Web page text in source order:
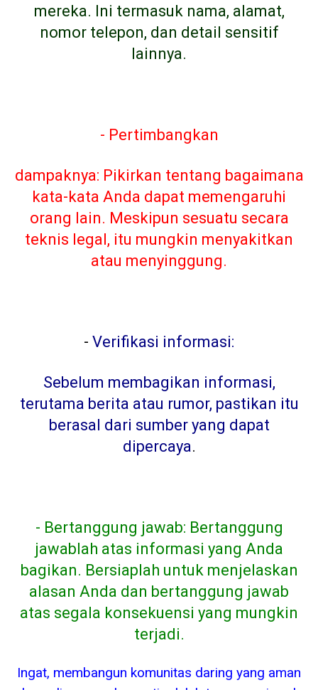
mereka. Ini termasuk nama, alamat,
nomor telepon, dan detail sensitif
lainnya.
- Pertimbangkan
dampaknya: Pikirkan tentang bagaimana
kata-kata Anda dapat memengaruhi
orang lain. Meskipun sesuatu secara
teknis legal, itu mungkin menyakitkan
atau menyinggung.
- Verifikasi informasi:
Sebelum membagikan informasi,
terutama berita atau rumor, pastikan itu
berasal dari sumber yang dapat
dipercaya.
- Bertanggung jawab: Bertanggung
jawablah atas informasi yang Anda
bagikan. Bersiaplah untuk menjelaskan
alasan Anda dan bertanggung jawab
atas segala konsekuensi yang mungkin
terjadi.
Ingat, membangun komunitas daring yang aman